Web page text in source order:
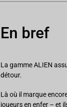
En bref
La gamme ALIEN
détour.
Là où il marque
joueurs en enfer – et